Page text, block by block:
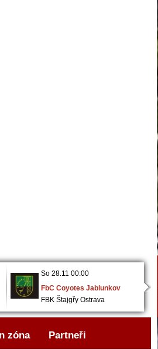
So 28.11 00:00
FbC Coyotes Jablunkov
FBK Štajgřy Ostrava
zóna Partneři